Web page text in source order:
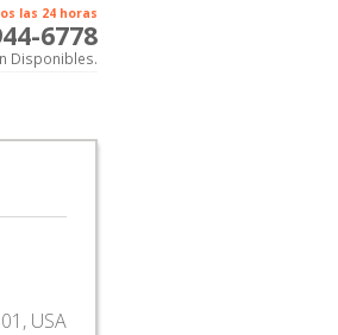
las 24 horas
6778
Disponibles.
USA